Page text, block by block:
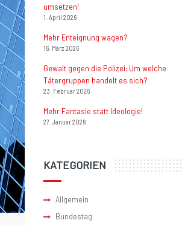
umsetzen!
1. April 2026
Mehr Enteignung wagen?
16. März 2026
Gewalt gegen die Polizei: Um welche
Tätergruppen handelt es sich?
23. Februar 2026
Mehr Fantasie statt Ideologie!
27. Januar 2026
KATEGORIEN
Allgemein
Bundestag